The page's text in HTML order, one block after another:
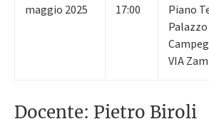
maggio 2025
17:00
Piano
VIA
Docente: Pietro Biroli